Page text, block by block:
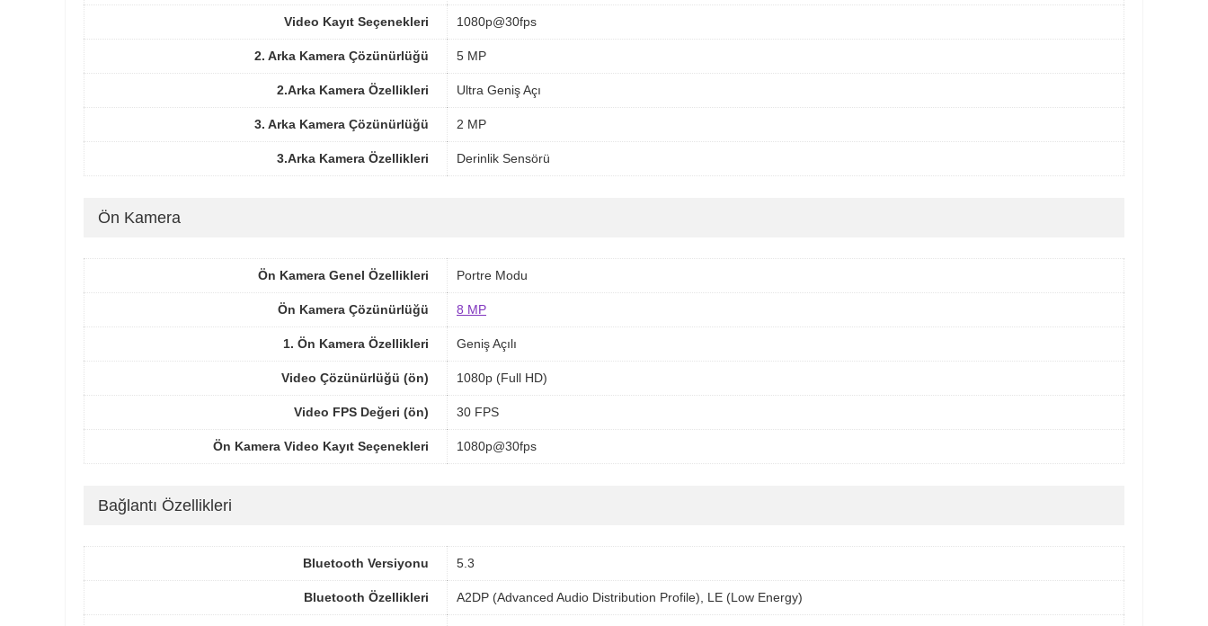
Video Kayıt Seçenekleri 1080p@30fps
2. Arka Kamera Çözünürlüğü 5 MP
2.Arka Kamera Özellikleri Ultra Geniş Açı
3. Arka Kamera Çözünürlüğü 2 MP
3.Arka Kamera Özellikleri Derinlik Sensörü
Ön Kamera
Ön Kamera Genel Özellikleri Portre Modu
Ön Kamera Çözünürlüğü 8 MP
1. Ön Kamera Özellikleri Geniş Açılı
Video Çözünürlüğü (ön) 1080p (Full HD)
Video FPS Değeri (ön) 30 FPS
Ön Kamera Video Kayıt Seçenekleri 1080p@30fps
Bağlantı Özellikleri
Bluetooth Versiyonu 5.3
Bluetooth Özellikleri A2DP (Advanced Audio Distribution Profile), LE (Low Energy)